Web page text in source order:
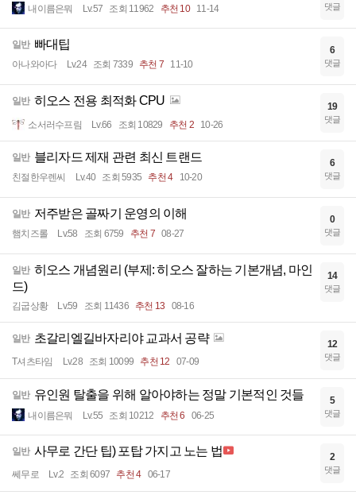
내이름은뭐 Lv.57 조회 11962 추천 10 11-14 댓글
일반 빠대팁
아나와아다 Lv.24 조회 7339 추천 7 11-10
6
댓글
일반 히오스 전용 최적화 CPU
소서러수프림 Lv.66 조회 10829 추천 2 10-26
19
댓글
일반 블리자드 제재 관련 최신 트랜드
친절한우렌씨 Lv.40 조회 5935 추천 4 10-20
6
댓글
일반 저주받은 골짜기 운영의 이해
햄치즈롤 Lv.58 조회 6759 추천 7 08-27
0
댓글
일반 히오스 개념원리 (부제: 히오스 잘하는 기본개념, 마인
드)
김굽상황 Lv.59 조회 11436 추천 13 08-16
14
댓글
일반 초갈리엘길바자리야 교과서 공략
T셔츠타임 Lv.28 조회 10099 추천 12 07-09
12
댓글
일반 유인원 탈출을 위해 알아야하는 정말 기본적인 것들
내이름은뭐 Lv.55 조회 10212 추천 6 06-25
5
댓글
일반 사무로 간단 팁) 포탑 가지고 노는 법
쎄무로 Lv.2 조회 6097 추천 4 06-17
2
댓글